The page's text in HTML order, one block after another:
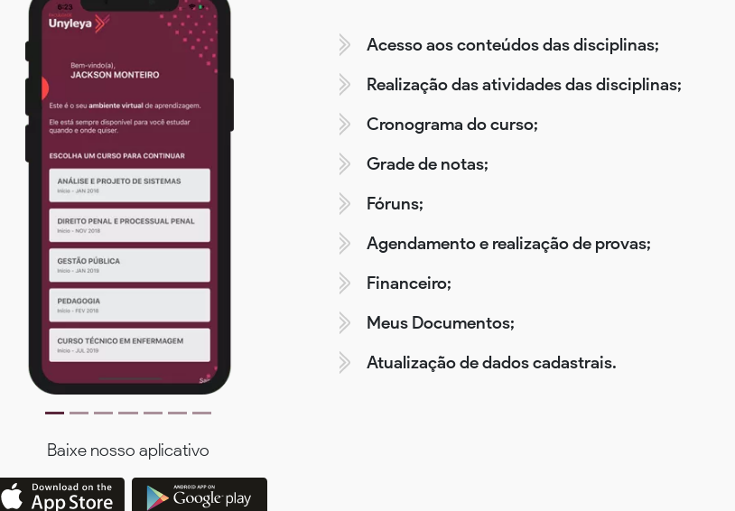
Acesso aos conteúdos das disciplinas;
Realização das atividades das disciplinas;
Cronograma do curso;
Grade de notas;
Fóruns;
Agendamento e realização de provas;
Financeiro;
Meus Documentos;
Atualização de dados cadastrais.
Baixe nosso aplicativo